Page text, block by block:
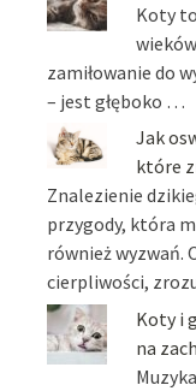
Koty
zamiłowanie do
– jest głęboko …
Jak
które
Znalezienie
przygody, która
również wyzwań.
cierpliwości,
Koty i
na